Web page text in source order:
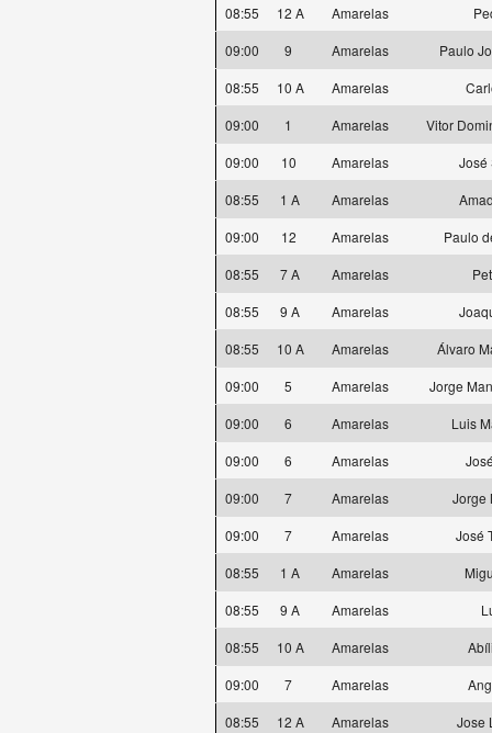
08:55
12 A Amarelas
09:00
9 Amarelas
Paulo
08:55
10 A Amarelas
09:00
1 Amarelas
Vitor
09:00
10 Amarelas
José
08:55
1 A Amarelas
09:00
12 Amarelas
Paulo
08:55
7 A Amarelas
08:55
9 A Amarelas
08:55
10 A Amarelas
Álvaro
09:00
5 Amarelas
Jorge
09:00
6 Amarelas
Luis
09:00
6 Amarelas
09:00
7 Amarelas
Jorge
09:00
7 Amarelas
José
08:55
1 A Amarelas
08:55
9 A Amarelas
08:55
10 A Amarelas
09:00
7 Amarelas
08:55
12 A Amarelas
Jose